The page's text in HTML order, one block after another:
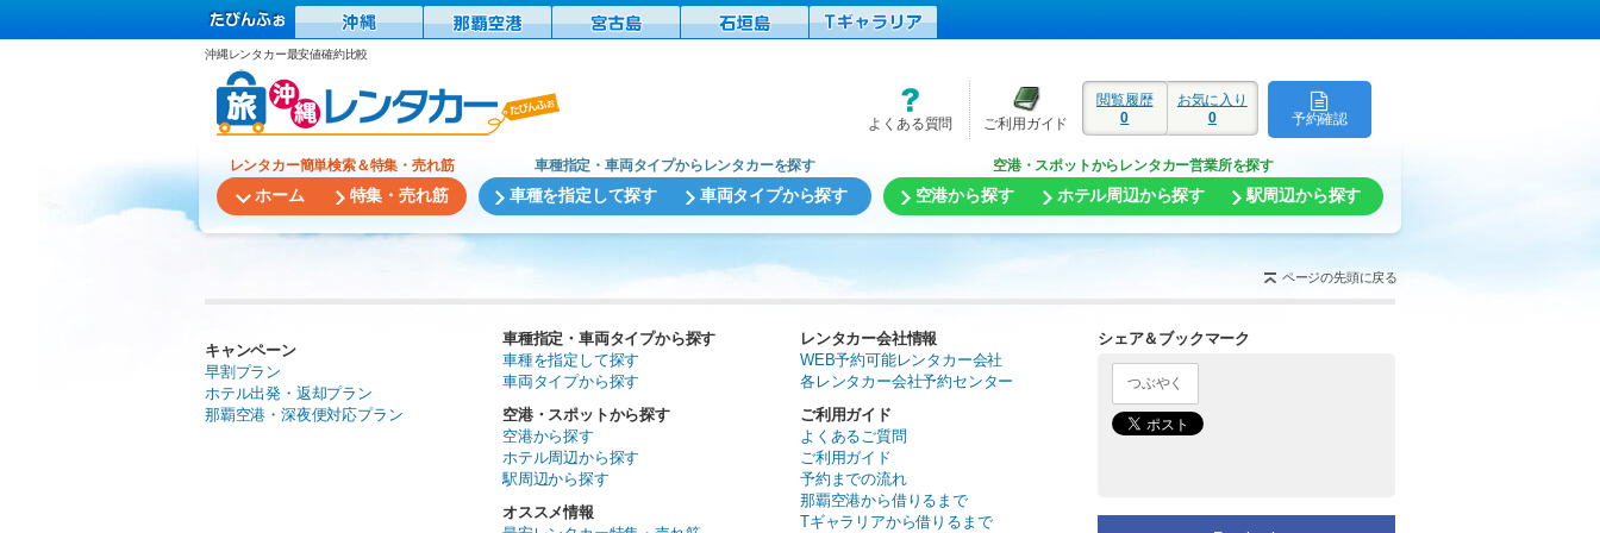
沖縄レンタカー最安値確約比較
予約確認
閲覧履歴
0
お気に入り
0
よくある質問 ご利用ガイド
レンタカー簡単検索＆特集・売れ筋
ホーム 特集・売れ筋
車種指定・車両タイプからレンタカーを探す
車種を指定して探す 車両タイプから探す
空港・スポットからレンタカー営業所を探す
空港から探す ホテル周辺から探す 駅周辺から探す
ページの先頭に戻る
キャンペーン
早割プラン
ホテル出発・返却プラン
那覇空港・深夜便対応プラン
車種指定・車両タイプから探す
車種を指定して探す
車両タイプから探す
空港・スポットから探す
空港から探す
ホテル周辺から探す
駅周辺から探す
オススメ情報
レンタカー会社情報
WEB予約可能レンタカー会社
各レンタカー会社予約センター
ご利用ガイド
よくあるご質問
ご利用ガイド
予約までの流れ
那覇空港から借りるまで
Tギャラリアから借りるまで
シェア＆ブックマーク